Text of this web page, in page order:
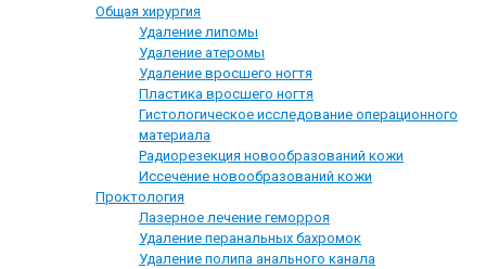
Общая хирургия
Удаление липомы
Удаление атеромы
Удаление вросшего ногтя
Пластика вросшего ногтя
Гистологическое исследование операционного
материала
Радиорезекция новообразований кожи
Иссечение новообразований кожи
Проктология
Лазерное лечение геморроя
Удаление перанальных бахромок
Удаление полипа анального канала